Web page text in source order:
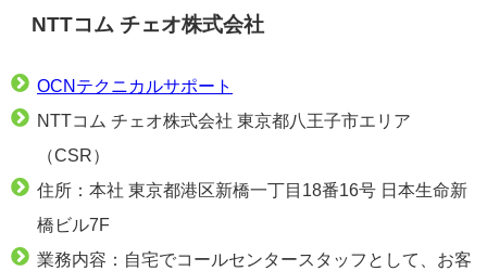
NTTコム チェオ株式会社
OCNテクニカルサポート
NTTコム チェオ株式会社 東京都八王子市エリア
（CSR）
住所：本社 東京都港区新橋一丁目18番16号 日本生命新
橋ビル7F
業務内容：自宅でコールセンタースタッフとして、お客